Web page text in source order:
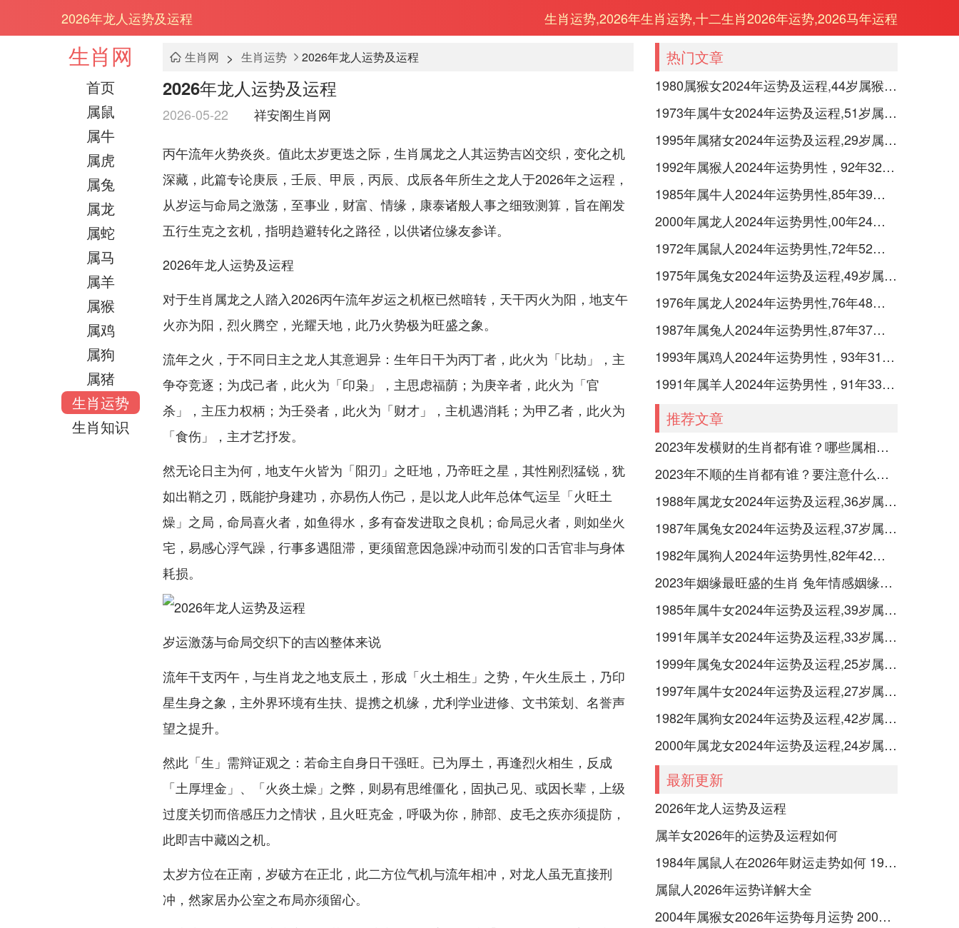
2026年龙人运势及运程 生肖运势,2026年生肖运势,十二生肖2026年运势,2026马年运程
生肖网
首页
属鼠
属牛
属虎
属兔
属龙
属蛇
属马
属羊
属猴
属鸡
属狗
属猪
生肖运势
生肖知识
生肖网 > 生肖运势 2026年龙人运势及运程
2026年龙人运势及运程
2026-05-22 祥安阁生肖网
丙午流年火势炎炎。值此太岁更迭之际，生肖属龙之人其运势吉凶交织，变化之机
深藏，此篇专论庚辰，壬辰、甲辰，丙辰、戊辰各年所生之龙人于2026年之运程，
从岁运与命局之激荡，至事业，财富、情缘，康泰诸般人事之细致测算，旨在阐发
五行生克之玄机，指明趋避转化之路径，以供诸位缘友参详。
2026年龙人运势及运程
对于生肖属龙之人踏入2026丙午流年岁运之机枢已然暗转，天干丙火为阳，地支午
火亦为阳，烈火腾空，光耀天地，此乃火势极为旺盛之象。
流年之火，于不同日主之龙人其意迥异：生年日干为丙丁者，此火为「比劫」，主
争夺竞逐；为戊己者，此火为「印枭」，主思虑福荫；为庚辛者，此火为「官
杀」，主压力权柄；为壬癸者，此火为「财才」，主机遇消耗；为甲乙者，此火为
「食伤」，主才艺抒发。
然无论日主为何，地支午火皆为「阳刃」之旺地，乃帝旺之星，其性刚烈猛锐，犹
如出鞘之刃，既能护身建功，亦易伤人伤己，是以龙人此年总体气运呈「火旺土
燥」之局，命局喜火者，如鱼得水，多有奋发进取之良机；命局忌火者，则如坐火
宅，易感心浮气躁，行事多遇阻滞，更须留意因急躁冲动而引发的口舌官非与身体
耗损。
岁运激荡与命局交织下的吉凶整体来说
流年干支丙午，与生肖龙之地支辰土，形成「火土相生」之势，午火生辰土，乃印
星生身之象，主外界环境有生扶、提携之机缘，尤利学业进修、文书策划、名誉声
望之提升。
然此「生」需辩证观之：若命主自身日干强旺。已为厚土，再逢烈火相生，反成
「土厚埋金」、「火炎土燥」之弊，则易有思维僵化，固执己见、或因长辈，上级
过度关切而倍感压力之情状，且火旺克金，呼吸为你，肺部、皮毛之疾亦须提防，
此即吉中藏凶之机。
太岁方位在正南，岁破方在正北，此二方位气机与流年相冲，对龙人虽无直接刑
冲，然家居办公室之布局亦须留心。
热门文章
1980属猴女2024年运势及运程,44岁属猴人2024全年每月运势女性如何
1973年属牛女2024年运势及运程,51岁属牛人2024全年每月运势女性如何
1995年属猪女2024年运势及运程,29岁属猪人2024全年每月运势女性如何
1992年属猴人2024年运势男性，92年32岁属猴男2024年每月运程怎么样
1985年属牛人2024年运势男性,85年39岁属牛男2024年每月运程怎么样
2000年属龙人2024年运势男性,00年24岁属龙男2024年每月运程怎么样
1972年属鼠人2024年运势男性,72年52岁属鼠男2024年每月运程怎么样
1975年属兔女2024年运势及运程,49岁属兔人2024全年每月运势女性如何
1976年属龙人2024年运势男性,76年48岁属龙男2024年每月运程怎么样
1987年属兔人2024年运势男性,87年37岁属兔男2024年每月运程怎么样
1993年属鸡人2024年运势男性，93年31岁属鸡男2024年每月运程怎么样
1991年属羊人2024年运势男性，91年33岁属羊男2024年每月运程怎么样
推荐文章
2023年发横财的生肖都有谁？哪些属相财运旺盛？
2023年不顺的生肖都有谁？要注意什么呢？
1988年属龙女2024年运势及运程,36岁属龙人2024全年每月运势女性如何
1987年属兔女2024年运势及运程,37岁属兔人2024全年每月运势女性如何
1982年属狗人2024年运势男性,82年42岁属狗男2024年每月运程怎么样
2023年姻缘最旺盛的生肖 兔年情感姻缘运比较旺的属相
1985年属牛女2024年运势及运程,39岁属牛人2024全年每月运势女性如何
1991年属羊女2024年运势及运程,33岁属羊人2024全年每月运势女性如何
1999年属兔女2024年运势及运程,25岁属兔人2024全年每月运势女性如何
1997年属牛女2024年运势及运程,27岁属牛人2024全年每月运势女性如何
1982年属狗女2024年运势及运程,42岁属狗人2024全年每月运势女性如何
2000年属龙女2024年运势及运程,24岁属龙人2024全年每月运势女性如何
最新更新
2026年龙人运势及运程
属羊女2026年的运势及运程如何
1984年属鼠人在2026年财运走势如何 1984年属鼠人五行命运
属鼠人2026年运势详解大全
2004年属猴女2026年运势每月运势 2004年属猴女与谁相克相配